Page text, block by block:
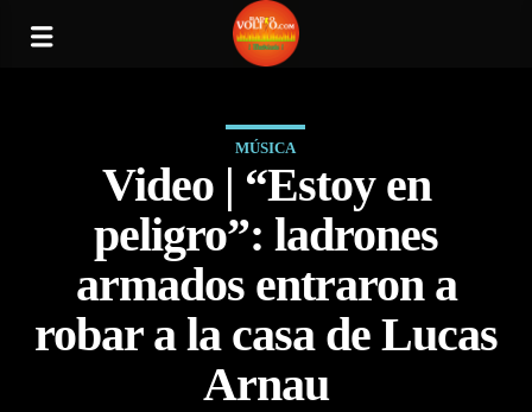
MÚSICA
Video | “Estoy en
peligro”: ladrones
armados entraron a
robar a la casa de Lucas
Arnau